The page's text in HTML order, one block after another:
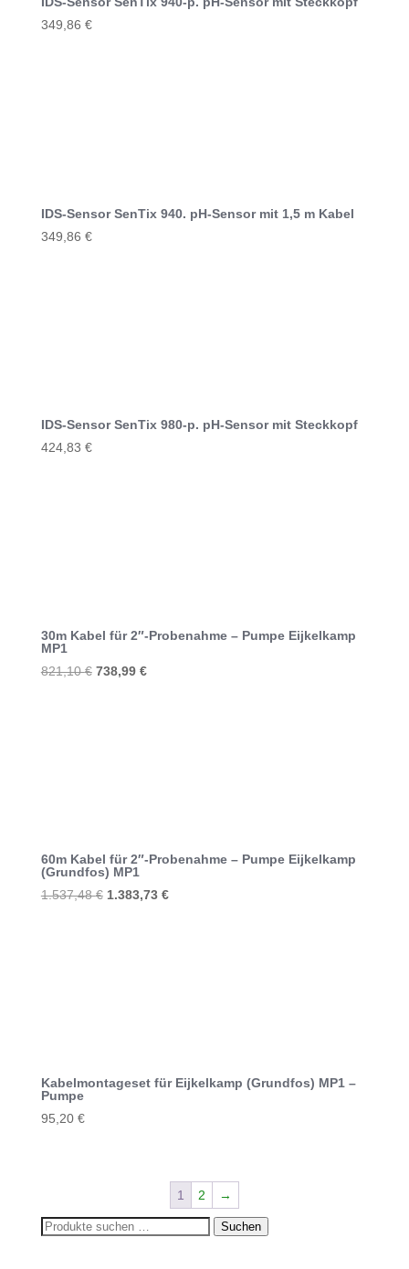
349,86 €
IDS-Sensor SenTix 940. pH-Sensor mit 1,5 m Kabel
349,86 €
IDS-Sensor SenTix 980-p. pH-Sensor mit Steckkopf
424,83 €
30m Kabel für 2″-Probenahme – Pumpe Eijkelkamp
MP1
821,10€ Ursprünglicher
738,99 €Aktueller
60m Kabel für 2″-Probenahme – Pumpe Eijkelkamp
(Grundfos) MP1
1.537,48€ Ursprünglicher
1.383,73 €Aktueller
Kabelmontageset für Eijkelkamp (Grundfos) MP1 –
Pumpe
95,20 €
1 2 →
Suchen
Suchen